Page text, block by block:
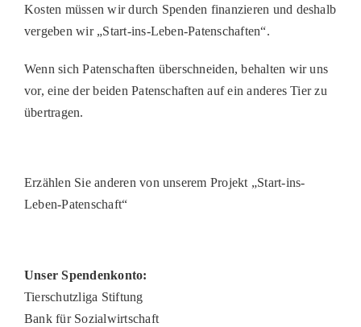
Kosten müssen wir durch Spenden finanzieren und deshalb
vergeben wir „Start-ins-Leben-Patenschaften“.
Wenn sich Patenschaften überschneiden, behalten wir uns
vor, eine der beiden Patenschaften auf ein anderes Tier zu
übertragen.
Erzählen Sie anderen von unserem Projekt „Start-ins-
Leben-Patenschaft“
Unser Spendenkonto:
Tierschutzliga Stiftung
Bank für Sozialwirtschaft